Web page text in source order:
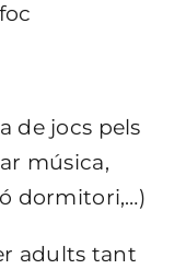
de jocs pels
música,
dormitori,…)
adults tant